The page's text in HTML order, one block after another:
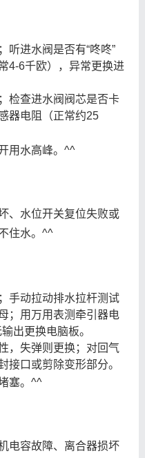
听进水阀是否有“咚咚”
4-6千欧），异常更换进
检查进水阀阀芯是否卡
器电阻（正常约25
用水高峰。^^
、水位开关复位失败或
住水。^^
手动拉动排水拉杆测试
；用万用表测牵引器电
出更换电脑板。
，失弹则更换；对回气
接口或剪除变形部分。
塞。^^
电容故障、离合器损坏